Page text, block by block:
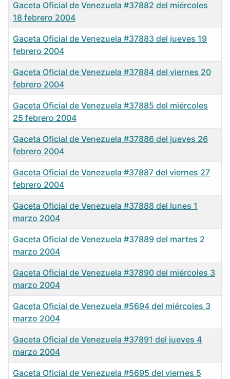
Gaceta Oficial de Venezuela #37882 del miércoles
18 febrero 2004
Gaceta Oficial de Venezuela #37883 del jueves 19
febrero 2004
Gaceta Oficial de Venezuela #37884 del viernes 20
febrero 2004
Gaceta Oficial de Venezuela #37885 del miércoles
25 febrero 2004
Gaceta Oficial de Venezuela #37886 del jueves 26
febrero 2004
Gaceta Oficial de Venezuela #37887 del viernes 27
febrero 2004
Gaceta Oficial de Venezuela #37888 del lunes 1
marzo 2004
Gaceta Oficial de Venezuela #37889 del martes 2
marzo 2004
Gaceta Oficial de Venezuela #37890 del miércoles 3
marzo 2004
Gaceta Oficial de Venezuela #5694 del miércoles 3
marzo 2004
Gaceta Oficial de Venezuela #37891 del jueves 4
marzo 2004
Gaceta Oficial de Venezuela #5695 del viernes 5